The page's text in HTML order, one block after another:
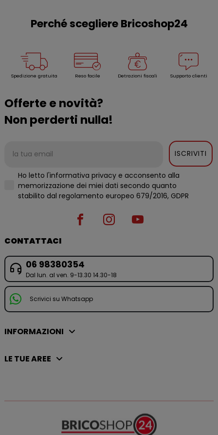
Perché scegliere Bricoshop24
Spedizione gratuita Reso facile Detrazioni fiscali Supporto clienti
Offerte e novità?
Non perderti nulla!
ISCRIVITI
Ho letto l'informativa privacy e acconsento alla
memorizzazione dei miei dati secondo quanto
stabilito dal regolamento europeo 679/2016, GDPR
CONTATTACI
06 98380354
Dal lun. al ven. 9-13.30 14.30-18
Scrivici su Whatsapp
INFORMAZIONI
LE TUE AREE